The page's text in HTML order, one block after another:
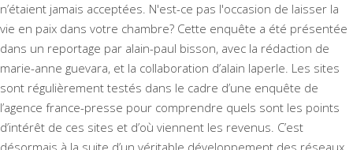
n’étaient jamais acceptées. N'est-ce pas l'occasion de laisser la
vie en paix dans votre chambre? Cette enquête a été présentée
dans un reportage par alain-paul bisson, avec la rédaction de
marie-anne guevara, et la collaboration d’alain laperle. Les sites
sont régulièrement testés dans le cadre d’une enquête de
l’agence france-presse pour comprendre quels sont les points
d’intérêt de ces sites et d’où viennent les revenus. C’est
désormais à la suite d’un véritable développement des réseaux